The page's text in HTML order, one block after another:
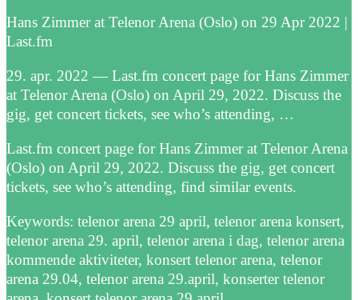
Hans Zimmer at Telenor Arena (Oslo) on 29 Apr 2022 |
Last.fm
29. apr. 2022 — Last.fm concert page for Hans Zimmer
at Telenor Arena (Oslo) on April 29, 2022. Discuss the
gig, get concert tickets, see who’s attending, …
Last.fm concert page for Hans Zimmer at Telenor Arena
(Oslo) on April 29, 2022. Discuss the gig, get concert
tickets, see who’s attending, find similar events.
Keywords: telenor arena 29 april, telenor arena konsert,
telenor arena 29. april, telenor arena i dag, telenor arena
kommende aktiviteter, konsert telenor arena, telenor
arena 29.04, telenor arena 29.april, konserter telenor